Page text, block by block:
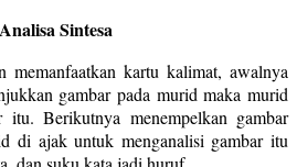
Sintesa
kartu kalimat, awalnya
gambar pada murid maka murid
itu. Berikutnya menempelkan gambar
di ajak untuk menganalisi gambar itu